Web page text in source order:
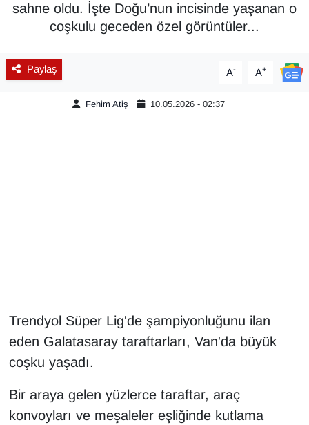
sahne oldu. İşte Doğu’nun incisinde yaşanan o
coşkulu geceden özel görüntüler...
Paylaş A- A+
Fehim Atiş 10.05.2026 - 02:37
Trendyol Süper Lig'de şampiyonluğunu ilan
eden Galatasaray taraftarları, Van'da büyük
coşku yaşadı.
Bir araya gelen yüzlerce taraftar, araç
konvoyları ve meşaleler eşliğinde kutlama
Diğer
DÜNYA
Gündem
HABERDE İNSAN